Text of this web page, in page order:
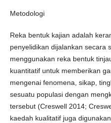
Metodologi
Reka bentuk kajian adalah
penyelidikan dijalankan secara
menggunakan reka bentuk
kuantitatif untuk memberikan
mengenai fenomena, sikap,
sesuatu populasi dengan
tersebut (Creswell 2014;
kaedah kualitatif juga